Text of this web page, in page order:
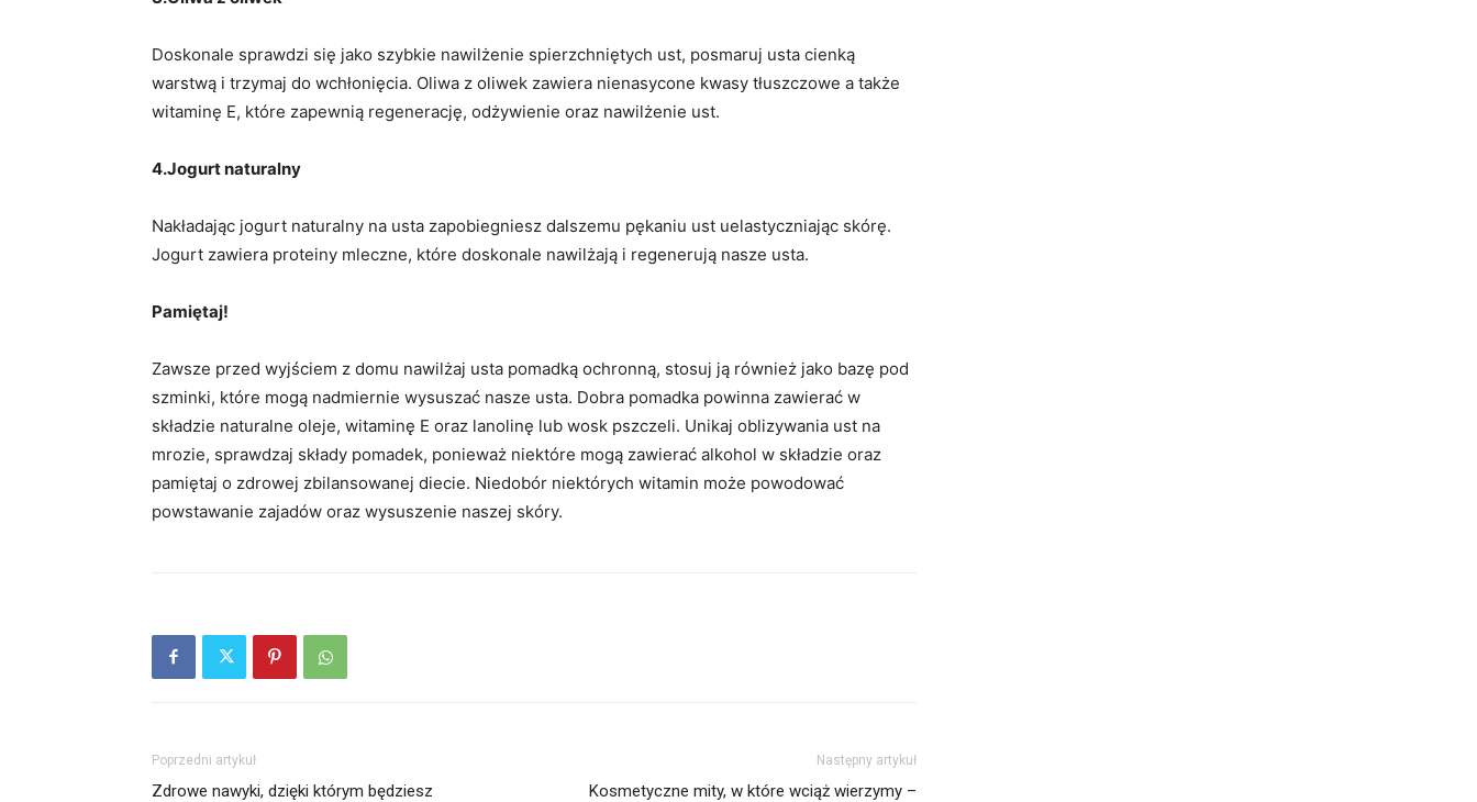
Doskonale sprawdzi się jako szybkie nawilżenie spierzchniętych ust, posmaruj usta cienką
warstwą i trzymaj do wchłonięcia. Oliwa z oliwek zawiera nienasycone kwasy tłuszczowe a także
witaminę E, które zapewnią regenerację, odżywienie oraz nawilżenie ust.
4.Jogurt naturalny
Nakładając jogurt naturalny na usta zapobiegniesz dalszemu pękaniu ust uelastyczniając skórę.
Jogurt zawiera proteiny mleczne, które doskonale nawilżają i regenerują nasze usta.
Pamiętaj!
Zawsze przed wyjściem z domu nawilżaj usta pomadką ochronną, stosuj ją również jako bazę pod
szminki, które mogą nadmiernie wysuszać nasze usta. Dobra pomadka powinna zawierać w
składzie naturalne oleje, witaminę E oraz lanolinę lub wosk pszczeli. Unikaj oblizywania ust na
mrozie, sprawdzaj składy pomadek, ponieważ niektóre mogą zawierać alkohol w składzie oraz
pamiętaj o zdrowej zbilansowanej diecie. Niedobór niektórych witamin może powodować
powstawanie zajadów oraz wysuszenie naszej skóry.
Poprzedni artykuł
Zdrowe nawyki, dzięki którym będziesz
Następny artykuł
Kosmetyczne mity, w które wciąż wierzymy –